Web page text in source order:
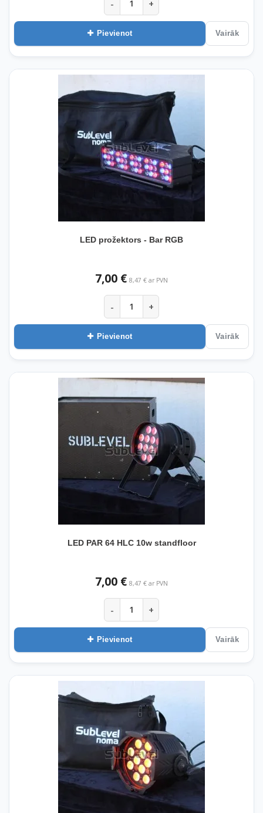
- +
Pievienot Vairāk
LED prožektors - Bar RGB
7,00 € 8,47 € ar PVN
- +
Pievienot Vairāk
LED PAR 64 HLC 10w standfloor
7,00 € 8,47 € ar PVN
- +
Pievienot Vairāk